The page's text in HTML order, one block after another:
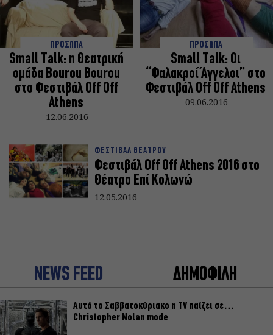
ΠΡΟΣΩΠΑ
Small Talk: η Θεατρική
ομάδα Bourou Bourou
στο Φεστιβάλ Off Off
Athens
12.06.2016
ΠΡΟΣΩΠΑ
Small Talk: Oι
“Φαλακροί Άγγελοι” στο
Φεστιβάλ Off Off Athens
09.06.2016
ΦΕΣΤΙΒΑΛ ΘΕΑΤΡΟΥ
Φεστιβάλ Off Off Athens 2016 στο
Θέατρο Επί Κολωνώ
12.05.2016
NEWS FEED ΔΗΜΟΦΙΛΗ
Αυτό το Σαββατοκύριακο η TV παίζει σε…
Christopher Nolan mode